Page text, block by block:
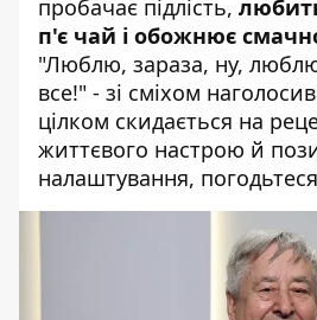
пробачає підлість,
п'є чай і обожнює
"Люблю, зараза, ну,
все!" - зі сміхом
цілком скидається на
життєвого настрою й
налаштування,